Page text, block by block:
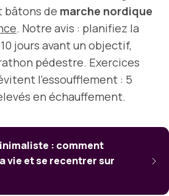
bâtons de marche nordique
. Notre avis : planifiez la
jours avant un objectif,
pédestre. Exercices
l’essoufflement : 5
en échauffement.
: comment
vie et se recentrer sur